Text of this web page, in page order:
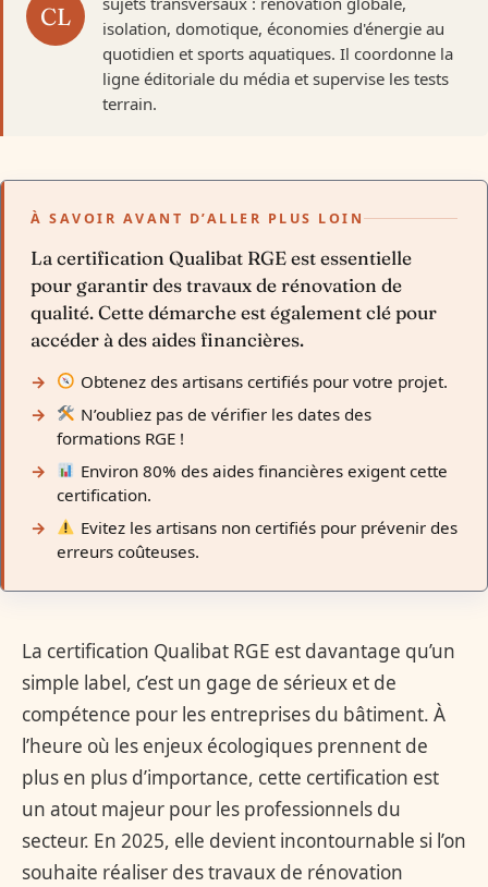
isolation, domotique, économies d'énergie au
quotidien et sports aquatiques. Il coordonne la
ligne éditoriale du média et supervise les tests
terrain.
À SAVOIR AVANT D’ALLER PLUS LOIN
La certification Qualibat RGE est essentielle
pour garantir des travaux de rénovation de
qualité. Cette démarche est également clé pour
accéder à des aides financières.
Obtenez des artisans certifiés pour votre projet.
N’oubliez pas de vérifier les dates des
formations RGE !
Environ 80% des aides financières exigent cette
certification.
Evitez les artisans non certifiés pour prévenir des
erreurs coûteuses.
La certification Qualibat RGE est davantage qu’un
simple label, c’est un gage de sérieux et de
compétence pour les entreprises du bâtiment. À
l’heure où les enjeux écologiques prennent de
plus en plus d’importance, cette certification est
un atout majeur pour les professionnels du
secteur. En 2025, elle devient incontournable si l’on
souhaite réaliser des travaux de rénovation